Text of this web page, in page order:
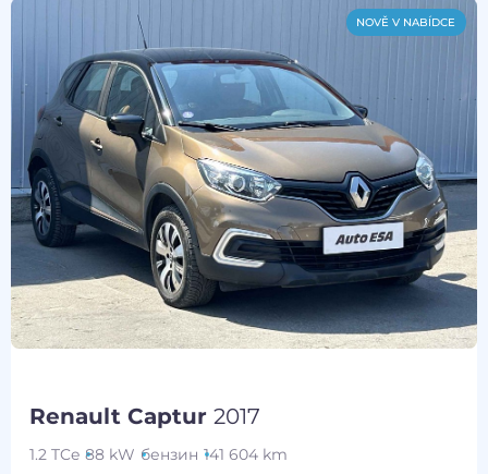
NOVĚ V NABÍDCE
Renault Captur2017
1.2 TCe 88 kW бензин 141 604 km